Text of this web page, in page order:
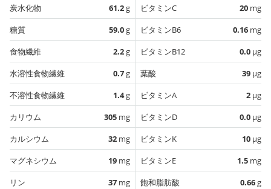
炭水化物 61.2g
糖質
59.0g
食物繊維
2.2g
水溶性食物繊維
0.7g
不溶性食物繊維
1.4g
カリウム
305 mg
カルシウム
32 mg
マグネシウム
19 mg
リン
37 mg
ビタミンC 20 mg
ビタミンB6
0.16 mg
ビタミンB12
0.0 µg
葉酸
39 µg
ビタミンA
2 µg
ビタミンD
0.0 µg
ビタミンK
10 µg
ビタミンE
1.5 mg
飽和脂肪酸
0.66g